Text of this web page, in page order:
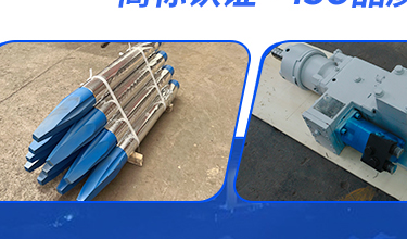
高炉铁口修复器